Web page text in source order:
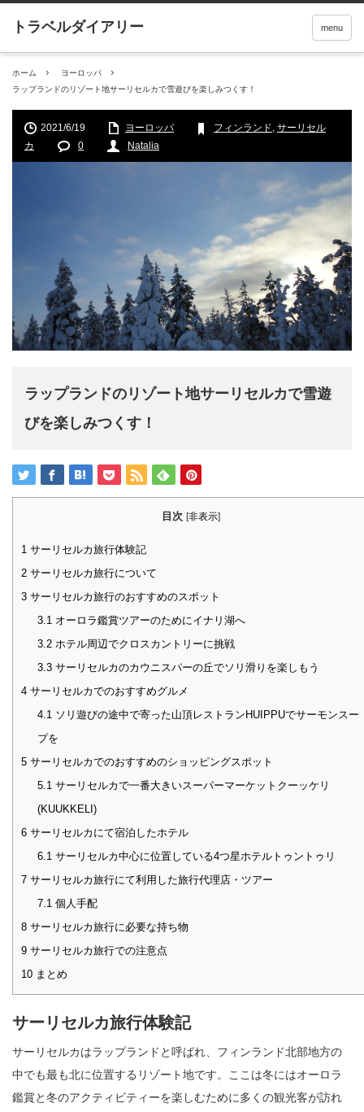
menu
ホーム
ヨーロッパ
ラップランドのリゾート地サーリセルカで雪遊びを楽しみつくす！
2021/6/19 ヨーロッパ フィンランド, サーリセル
カ
0 Natalia
ラップランドのリゾート地サーリセルカで雪遊
びを楽しみつくす！
目次 [非表示]
1 サーリセルカ旅行体験記
2 サーリセルカ旅行について
3 サーリセルカ旅行のおすすめのスポット
3.1 オーロラ鑑賞ツアーのためにイナリ湖へ
3.2ホテル周辺でクロスカントリーに挑戦
3.3サーリセルカのカウニスパーの丘でソリ滑りを楽しもう
4 サーリセルカでのおすすめグルメ
4.1 ソリ遊びの途中で寄った山頂レストランHUIPPUでサーモンスー
プを
5 サーリセルカでのおすすめのショッピングスポット
5.1 サーリセルカで一番大きいスーパーマーケットクーッケリ
(KUUKKELI)
6 サーリセルカにて宿泊したホテル
6.1 サーリセルカ中心に位置している4つ星ホテルトゥントゥリ
7 サーリセルカ旅行にて利用した旅行代理店・ツアー
7.1 個人手配
8 サーリセルカ旅行に必要な持ち物
9 サーリセルカ旅行での注意点
10 まとめ
サーリセルカ旅行体験記
サーリセルカはラップランドと呼ばれ、フィンランド北部地方の
中でも最も北に位置するリゾート地です。ここは冬にはオーロラ
鑑賞と冬のアクティビティーを楽しむために多くの観光客が訪れ